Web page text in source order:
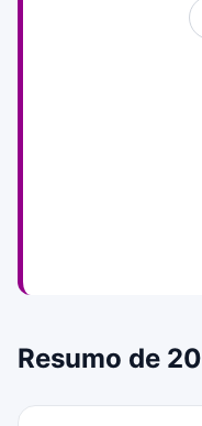
Resumo de